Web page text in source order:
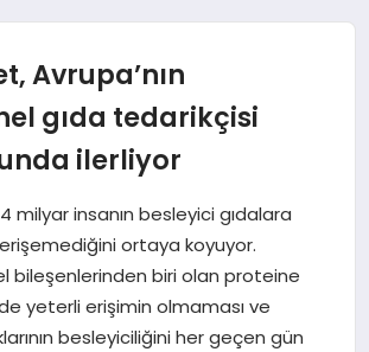
Avrupa’nın
gıda tedarikçisi
ilerliyor
milyar insanın besleyici gıdalara
ortaya koyuyor.
bileşenlerinden biri olan proteine
yeterli erişimin olmaması ve
besleyiciliğini her geçen gün